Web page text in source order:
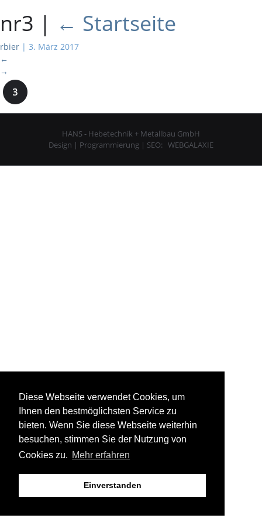
Diese Webseite verwendet Cookies, um
Ihnen den bestmöglichsten Service zu
bieten. Wenn Sie diese Webseite weiterhin
besuchen, stimmen Sie der Nutzung von
Cookies zu. Mehr erfahren
Einverstanden
nr3 | ← Startseite
rbier | 3. März 2017
←
→
HANS - Hebetechnik + Metallbau GmbH
Design | Programmierung | SEO: WEBGALAXIE